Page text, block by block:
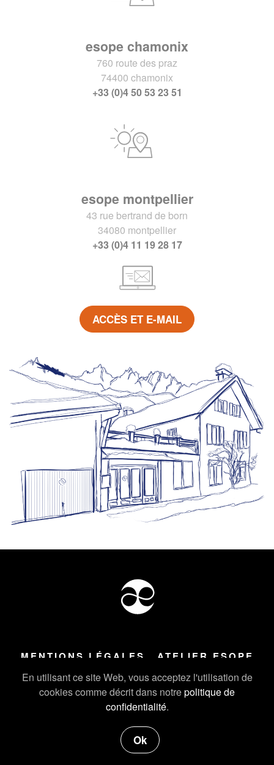
En utilisant ce site Web, vous acceptez l'utilisation de
cookies comme décrit dans notrepolitique de
confidentialité.
Ok
esope chamonix
760 route des praz
74400 chamonix
+33 (0)4 50 53 23 51
esope montpellier
43 rue bertrand de born
34080 montpellier
+33 (0)4 11 19 28 17
ACCÈS ET E-MAIL
MENTIONS LÉGALES ATELIER ESOPE